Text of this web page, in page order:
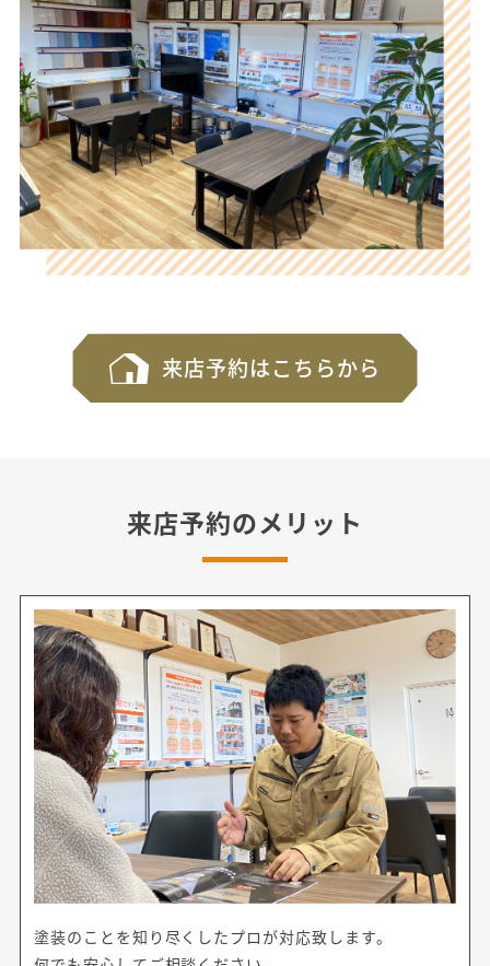
来店予約はこちらから
来店予約のメリット
塗装のことを知り尽くしたプロが対応致します。